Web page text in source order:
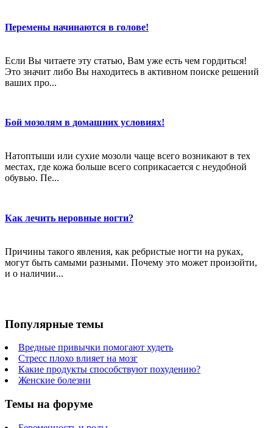
Перемены начинаются в голове!
Если Вы читаете эту статью, Вам уже есть чем гордиться!
Это значит либо Вы находитесь в активном поиске решений
ваших про...
Бой мозолям в домашних условиях!
Натоптыши или сухие мозоли чаще всего возникают в тех
местах, где кожа больше всего соприкасается с неудобной
обувью. Пе...
Как лечить неровные ногти?
Причины такого явления, как ребристые ногти на руках,
могут быть самыми разными. Почему это может произойти,
и о наличии...
Популярные темы
Вредные привычки помогают худеть
Стресс плохо влияет на мозг
Какие продукты способствуют похудению?
Женские болезни
Темы на форуме